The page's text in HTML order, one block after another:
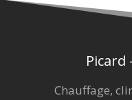
Picard
Chauffage,